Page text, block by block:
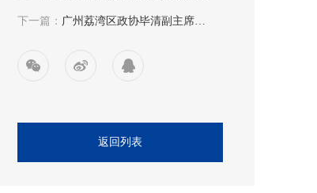
疫情防控！
下一篇： 广州荔湾区政协毕清副主席莅
返回列表